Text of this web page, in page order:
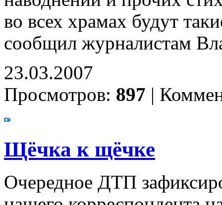
во всех храмах будут
сообщил журналистам
23.03.2007
Просмотров: 897 |
Щёчка к щёчке
Очередное ДТП